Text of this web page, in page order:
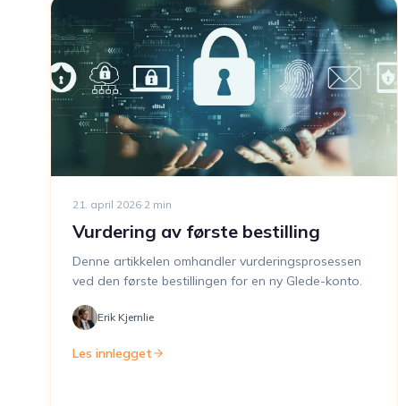
21. april 2026·2 min
Vurdering av første bestilling
Denne artikkelen omhandler vurderingsprosessen
ved den første bestillingen for en ny Glede-konto.
Erik Kjernlie
Les innlegget